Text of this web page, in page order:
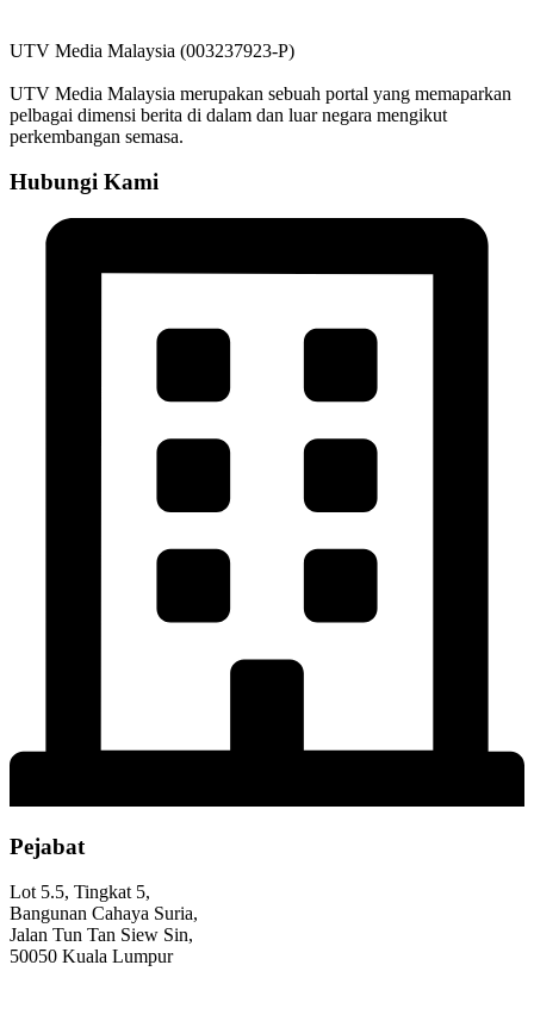
UTV Media Malaysia (003237923-P)
UTV Media Malaysia merupakan sebuah portal yang memaparkan
pelbagai dimensi berita di dalam dan luar negara mengikut
perkembangan semasa.
Hubungi Kami
Pejabat
Lot 5.5, Tingkat 5,
Bangunan Cahaya Suria,
Jalan Tun Tan Siew Sin,
50050 Kuala Lumpur